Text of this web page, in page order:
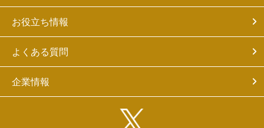
お役立ち情報
よくある質問
企業情報